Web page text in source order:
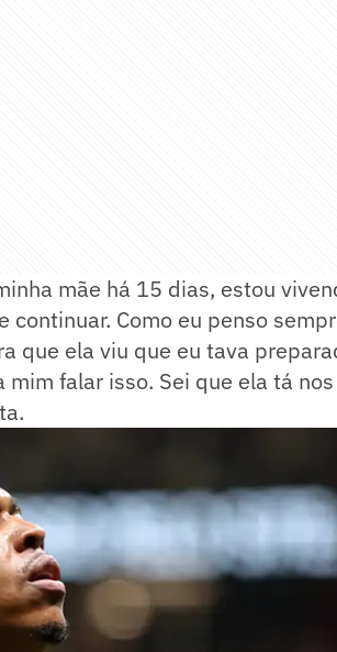
mãe há 15 dias, estou
Como eu penso
que ela viu que eu tava
falar isso. Sei que ela tá nos